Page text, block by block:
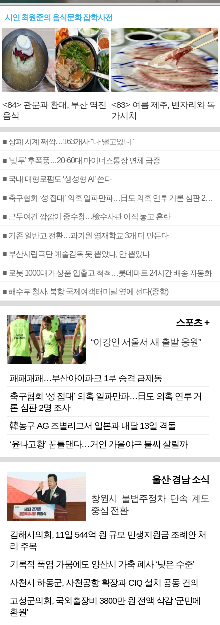
시인 최원준의 음식문화 잡학사전
<84> 관문과 환대, 부산 역전
음식
<83> 여름 제주, 벤자리와 독
가시치
■ 상폐 시계 째깍…163개사 “나 떨고있니”
■ ‘빚투’ 후폭풍…20·60대 마이너스통장 연체 급증
■ 국내 대형로펌도 ‘생성형 AI’ 쓴다
■ 축구협회 ‘성 접대’ 의혹 일파만파…日도 의혹 연루 거론 심판 2명 조사
■ 근무여건 깜깜이 중수청…檢수사관 이직 놓고 혼란
■ 기존 일반고 전환…과기원 영재학교 3개 더 만든다
■ 부산시립극단 예술감독 못 뽑았나, 안 뽑았나
■ 로봇 1000대가 상품 입출고 척척…롯데마트 24시간 배송 자동화
■ 해수부 청사, 북항 국제여객터미널 옆에 선다(종합)
스포츠 +
“이강인 서울서 새 출발 응원”
패패패패…부산아이파크 1부 승격 급제동
축구협회 ‘성 접대’ 의혹 일파만파…日도 의혹 연루 거
론 심판 2명 조사
韓농구 AG 조별리그서 일본과 내달 13일 격돌
‘윤나고황’ 꿈틀댄다…거인 가을야구 불씨 살릴까
울산·경남 소식
창원시 불법주정차 단속 계도
중심 전환
김해시의회, 11일 544억 원 규모 민생지원금 조례안 처
리 주목
기록적 폭염·가뭄에도 양산시 가축 폐사 ‘낮은 수준’
사천시 하동군, 사천공항 확장과 CIQ 설치 공동 건의
고성군의회, 국외출장비 3800만 원 전액 삭감 '군민에
환원'